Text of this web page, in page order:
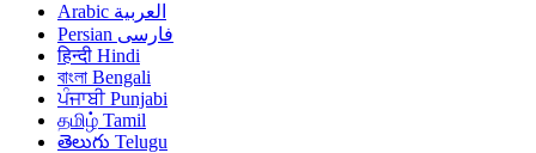
العربية Arabic
فارسی Persian
हिन्दी Hindi
বাংলা Bengali
ਪੰਜਾਬੀ Punjabi
தமிழ் Tamil
తెలుగు Telugu